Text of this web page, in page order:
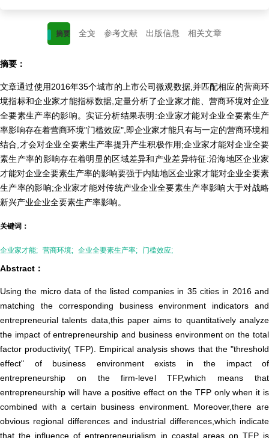
摘要 全文 参考文献 出版信息 相关文章
摘要：
文章通过使用2016年35个城市的上市公司微观数据,并匹配相应的营商环
境指标和企业家才能指标数据,定量分析了企业家才能、营商环境对企业
全要素生产率的影响。实证分析结果表明:企业家才能对企业全要素生产
率影响存在着营商环境"门槛效应",即企业家才能只有与一定的营商环境相
结合,才会对企业全要素生产率提升产生积极作用;企业家才能对企业全要
素生产率的影响存在着明显的区域差异和产业差异特征:沿海地区企业家
才能对企业全要素生产率的影响要强于内陆地区企业家才能对企业全要素
生产率的影响;企业家才能对传统产业企业全要素生产率影响大于对战略
新兴产业企业全要素生产率影响。
关键词：
企业家才能; 营商环境; 企业全要素生产率; 门槛效应;
Abstract：
Using the micro data of the listed companies in 35 cities in 2016 and
matching the corresponding business environment indicators and
entrepreneurial talents data,this paper aims to quantitatively analyze
the impact of entrepreneurship and business environment on the total
factor productivity( TFP). Empirical analysis shows that the "threshold
effect" of business environment exists in the impact of
entrepreneurship on the firm-level TFP,which means that
entrepreneurship will have a positive effect on the TFP only when it is
combined with a certain business environment. Moreover,there are
obvious regional differences and industrial differences,which indicate
that the influence of entrepreneurialism in coastal areas on TFP is